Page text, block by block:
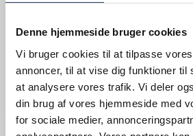
Denne hjemmeside bruger cookies
Vi bruger cookies til at tilpasse
annoncer, til at vise dig funktioner til
at analysere vores trafik. Vi deler
din brug af vores hjemmeside med
for sociale medier,
Bestillingsvare
4.510,00 DKK /productUnit
LÆG I